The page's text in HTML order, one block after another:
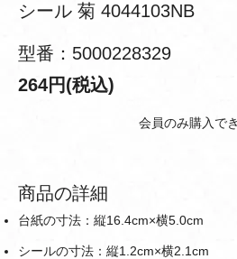
シール 菊 4044103NB
型番：5000228329
264円(税込)
会員のみ購入で
商品の詳細
台紙の寸法：縦16.4cm×横5.0cm
シールの寸法：縦1.2cm×横2.1cm